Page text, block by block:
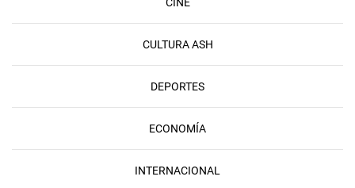
CULTURA ASH
DEPORTES
ECONOMÍA
INTERNACIONAL